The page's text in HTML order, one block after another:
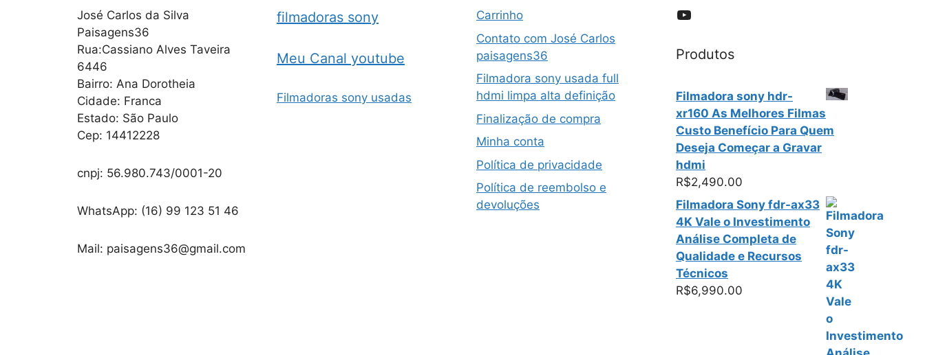
José Carlos da Silva
Paisagens36
Rua:Cassiano Alves Taveira
6446
Bairro: Ana Dorotheia
Cidade: Franca
Estado: São Paulo
Cep: 14412228
cnpj: 56.980.743/0001-20
WhatsApp: (16) 99 123 51 46
Mail: paisagens36@gmail.com
filmadoras sony
Meu Canal youtube
Filmadoras sony usadas
Carrinho
Contato com José Carlos
paisagens36
Filmadora sony usada full
hdmi limpa alta definição
Finalização de compra
Minha conta
Política de privacidade
Política de reembolso e
devoluções
YouTube
Produtos
Filmadora sony hdr-
xr160 As Melhores Filmas
Custo Benefício Para Quem
Deseja Começar a Gravar
hdmi
R$2,490.00
Filmadora Sony fdr-ax33
4K Vale o Investimento
Análise Completa de
Qualidade e Recursos
Técnicos
R$6,990.00